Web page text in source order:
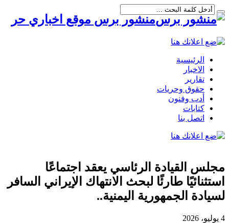
منشور برس موقع اخباري حر
الرئيسية
الاخبار
تقارير
حقوق وحريات
أدب وفنون
كتابات
اتصل بنا
مجلس القيادة الرئاسي يعقد اجتماعًا
استثنائيًا طارئًا لبحث الانتهاك الإيراني السافر
لسيادة الجمهورية اليمنية..
4 يوليو، 2026